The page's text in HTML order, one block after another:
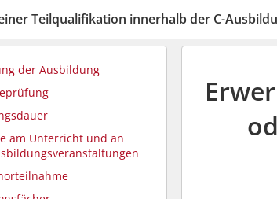
Teilqualifikation innerhalb der C-Ausbildung.
der Ausbildung
am Unterricht und an